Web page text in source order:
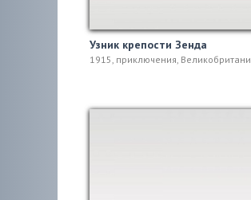
Узник крепости Зенда
1915, приключения,